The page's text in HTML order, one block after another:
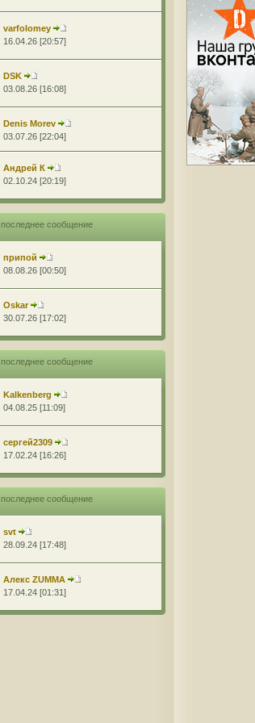
varfolomey
16.04.26 [20:57]
DSK
03.08.26 [16:08]
Denis Morev
03.07.26 [22:04]
Андрей К
02.10.24 [20:19]
последнее сообщение
припой
08.08.26 [00:50]
Oskar
30.07.26 [17:02]
последнее сообщение
Kalkenberg
04.08.25 [11:09]
сергей2309
17.02.24 [16:26]
последнее сообщение
svt
28.09.24 [17:48]
Алекс ZUMMA
17.04.24 [01:31]